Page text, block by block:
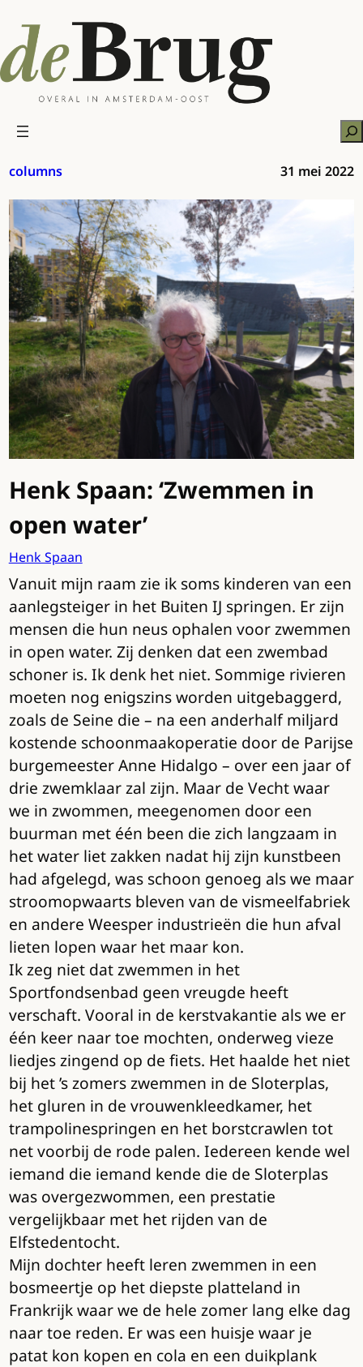
naar
de
inhoud
columns 31 mei 2022
Henk Spaan: ‘Zwemmen in
open water’
Henk Spaan
Vanuit mijn raam zie ik soms kinderen van een
aanlegsteiger in het Buiten IJ springen. Er zijn
mensen die hun neus ophalen voor zwemmen
in open water. Zij denken dat een zwembad
schoner is. Ik denk het niet. Sommige rivieren
moeten nog enigszins worden uitgebaggerd,
zoals de Seine die – na een anderhalf miljard
kostende schoonmaakoperatie door de Parijse
burgemeester Anne Hidalgo – over een jaar of
drie zwemklaar zal zijn. Maar de Vecht waar
we in zwommen, meegenomen door een
buurman met één been die zich langzaam in
het water liet zakken nadat hij zijn kunstbeen
had afgelegd, was schoon genoeg als we maar
stroomopwaarts bleven van de vismeelfabriek
en andere Weesper industrieën die hun afval
lieten lopen waar het maar kon.
Ik zeg niet dat zwemmen in het
Sportfondsenbad geen vreugde heeft
verschaft. Vooral in de kerstvakantie als we er
één keer naar toe mochten, onderweg vieze
liedjes zingend op de fiets. Het haalde het niet
bij het ’s zomers zwemmen in de Sloterplas,
het gluren in de vrouwenkleedkamer, het
trampolinespringen en het borstcrawlen tot
net voorbij de rode palen. Iedereen kende wel
iemand die iemand kende die de Sloterplas
was overgezwommen, een prestatie
vergelijkbaar met het rijden van de
Elfstedentocht.
Mijn dochter heeft leren zwemmen in een
bosmeertje op het diepste platteland in
Frankrijk waar we de hele zomer lang elke dag
naar toe reden. Er was een huisje waar je
patat kon kopen en cola en een duikplank